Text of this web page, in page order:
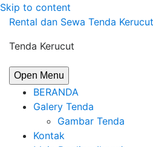
Skip to content
Rental dan Sewa Tenda Kerucut
Tenda Kerucut
Open Menu
BERANDA
Galery Tenda
Gambar Tenda
Kontak